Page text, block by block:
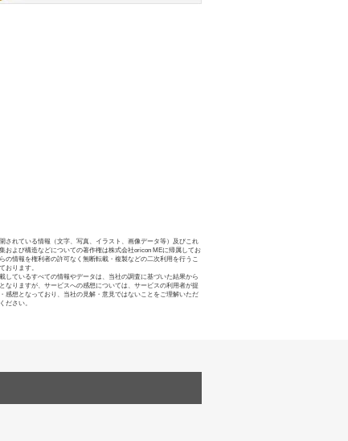
されている情報（文字、写真、イラスト、画像データ等）及びこれ
および構造などについての著作権は株式会社oricon MEに帰属してお
の情報を権利者の許可なく無断転載・複製などの二次利用を行うこ
おります。
しているすべての情報やデータは、当社の調査に基づいた結果から
なりますが、サービスへの感想については、サービスの利用者が提
感想となっており、当社の見解・意見ではないことをご理解いただ
ださい。